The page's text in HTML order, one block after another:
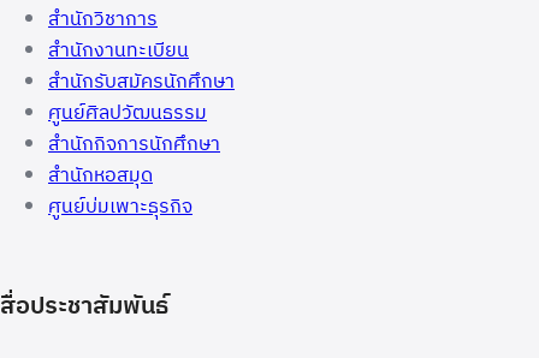
สำนักวิชาการ
สำนักงานทะเบียน
สำนักรับสมัครนักศึกษา
ศูนย์ศิลปวัฒนธรรม
สำนักกิจการนักศึกษา
สำนักหอสมุด
ศูนย์บ่มเพาะธุรกิจ
สื่อประชาสัมพันธ์